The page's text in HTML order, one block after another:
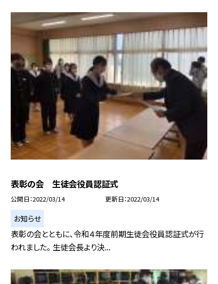
表彰の会 生徒会役員認証式
公開日 2022/03/14 更新日 2022/03/14
お知らせ
表彰の会とともに、令和４年度前期生徒会役員認証式が行
われました。 生徒会長より決...